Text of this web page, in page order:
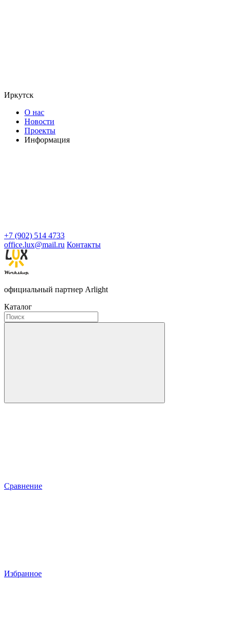
Иркутск
О нас
Новости
Проекты
Информация
+7 (902) 514 4733
office.lux@mail.ru Контакты
официальный партнер Arlight
Каталог
Сравнение
Избранное